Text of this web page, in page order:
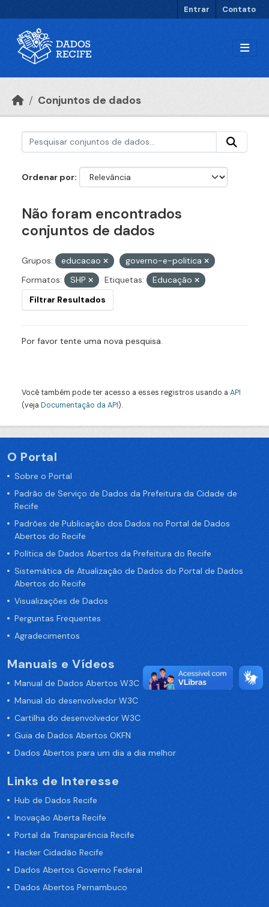
Entrar Contato
Conjuntos de dados
Ordenar por
Não foram encontrados
conjuntos de dados
Grupos: educacao
governo-e-politica
Formatos:
SHP Etiquetas:
Educação
Filtrar Resultados
Por favor tente uma nova pesquisa.
Você também pode ter acesso a esses registros usando a API
(veja Documentação da API).
O Portal
Sobre o Portal
Padrão de Serviço de Dados da Prefeitura da Cidade de
Recife
Padrões de Publicação dos Dados no Portal de Dados
Abertos do Recife
Política de Dados Abertos da Prefeitura do Recife
Sistemática de Atualização de Dados do Portal de Dados
Abertos do Recife
Visualizações de Dados
Perguntas Frequentes
Agradecimentos
Manuais e Vídeos
Manual de Dados Abertos W3C
Manual do desenvolvedor W3C
Cartilha do desenvolvedor W3C
Guia de Dados Abertos OKFN
Dados Abertos para um dia a dia melhor
Links de Interesse
Hub de Dados Recife
Inovação Aberta Recife
Portal da Transparência Recife
Hacker Cidadão Recife
Dados Abertos Governo Federal
Dados Abertos Pernambuco